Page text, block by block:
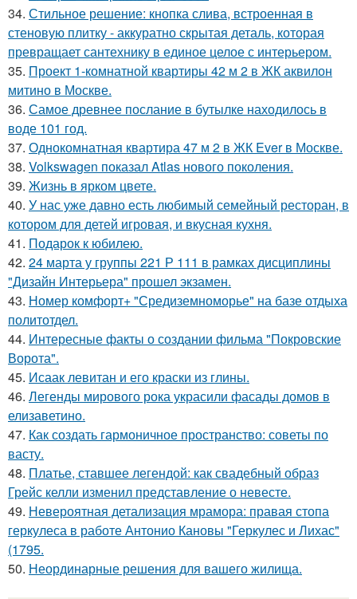
34. Стильное решение: кнопка слива, встроенная в
стеновую плитку - аккуратно скрытая деталь, которая
превращает сантехнику в единое целое с интерьером.
35. Проект 1-комнатной квартиры 42 м 2 в ЖК аквилон
митино в Москве.
36. Самое древнее послание в бутылке находилось в
воде 101 год.
37. Однокомнатная квартира 47 м 2 в ЖК Ever в Москве.
38. Volkswagen показал Atlas нового поколения.
39. Жизнь в ярком цвете.
40. У нас уже давно есть любимый семейный ресторан, в
котором для детей игровая, и вкусная кухня.
41. Подарок к юбилею.
42. 24 марта у группы 221 Р 111 в рамках дисциплины
"Дизайн Интерьера" прошел экзамен.
43. Номер комфорт+ "Средиземноморье" на базе отдыха
политотдел.
44. Интересные факты о создании фильма "Покровские
Ворота".
45. Исаак левитан и его краски из глины.
46. Легенды мирового рока украсили фасады домов в
елизаветино.
47. Как создать гармоничное пространство: советы по
васту.
48. Платье, ставшее легендой: как свадебный образ
Грейс келли изменил представление о невесте.
49. Невероятная детализация мрамора: правая стопа
геркулеса в работе Антонио Кановы "Геркулес и Лихас"
(1795.
50. Неординарные решения для вашего жилища.